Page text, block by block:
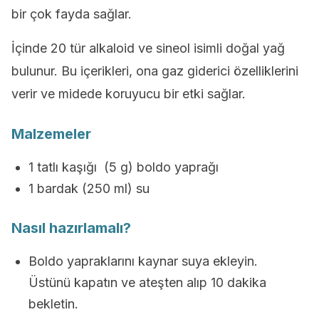
bir çok fayda sağlar.
İçinde 20 tür alkaloid ve sineol isimli doğal yağ
bulunur. Bu içerikleri, ona gaz giderici özelliklerini
verir ve midede koruyucu bir etki sağlar.
Malzemeler
1 tatlı kaşığı (5 g) boldo yaprağı
1 bardak (250 ml) su
Nasıl hazırlamalı?
Boldo yapraklarını kaynar suya ekleyin.
Üstünü kapatın ve ateşten alıp 10 dakika
bekletin.